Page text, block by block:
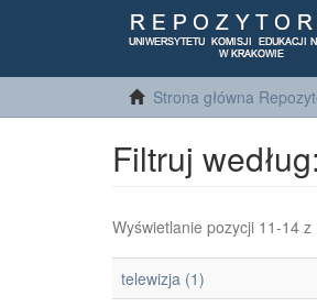
Strona główna
Filtruj
Wyświetlanie pozycji 11-14 z
telewizja (1)